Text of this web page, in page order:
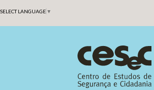
SELECT LANGUAGE ▼